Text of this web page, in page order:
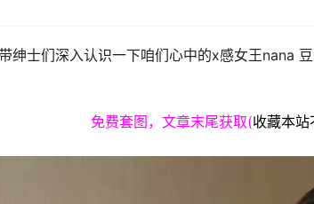
绅士们深入认识一下咱们心中的x感女王nana
免费套图，文章末尾获取(收藏本站